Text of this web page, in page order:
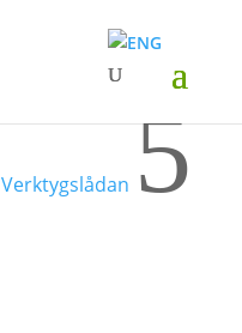
Verktygslådan 5